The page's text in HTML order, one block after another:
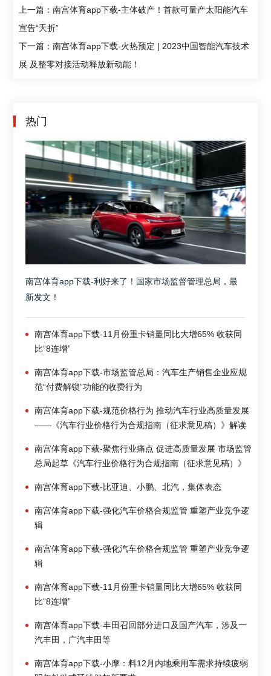
上一篇：南宫体育app下载-主体破产！首款可量产太阳能汽车
宣告“夭折”
下一篇：南宫体育app下载-火热预定 | 2023中国智能汽车技术
展 及整零对接活动释放新动能！
热门
南宫体育app下载-利好来了！国家市场监督管理总局，最
新发文！
南宫体育app下载-11月份重卡销量同比大增65% 收获同
比“8连增”
南宫体育app下载-市场监管总局：汽车生产销售企业应规
范“付费解锁”功能的收费行为
南宫体育app下载-规范价格行为 推动汽车行业高质量发展
——《汽车行业价格行为合规指南（征求意见稿）》解读
南宫体育app下载-聚焦行业痛点 促进高质量发展 市场监管
总局起草《汽车行业价格行为合规指南（征求意见稿）》
南宫体育app下载-比亚迪、小鹏、北汽，集体表态
南宫体育app下载-强化汽车价格合规监管 重塑产业竞争逻
辑
南宫体育app下载-强化汽车价格合规监管 重塑产业竞争逻
辑
南宫体育app下载-11月份重卡销量同比大增65% 收获同
比“8连增”
南宫体育app下载-丰田召回部分进口及国产汽车，涉及一
汽丰田，广汽丰田等
南宫体育app下载-小摩：料12月内地乘用车需求持续疲弱